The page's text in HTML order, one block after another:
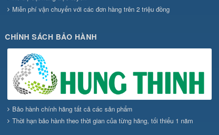
Miễn phí vận chuyển với các đơn hàng trên 2 triệu đồng
CHÍNH SÁCH BẢO HÀNH
Bảo hành chính hãng tất cả các sản phẩm
Thời hạn bảo hành theo thời gian của từng hãng, tối thiểu 1 năm